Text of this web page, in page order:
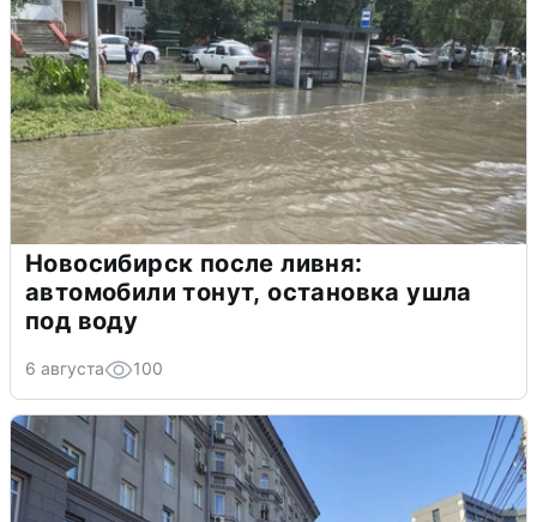
Новосибирск после ливня:
автомобили тонут, остановка ушла
под воду
6 августа 100